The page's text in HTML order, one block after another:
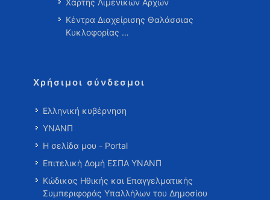
Χάρτης Λιμενικών Αρχών
Κέντρα Διαχείρισης Θαλάσσιας
Κυκλοφορίας …
Χρήσιμοι σύνδεσμοι
Ελληνική κυβέρνηση
ΥΝΑΝΠ
Η σελίδα μου - Portal
Επιτελική Δομή ΕΣΠΑ ΥΝΑΝΠ
Κώδικας Ηθικής και Επαγγελματικής
Συμπεριφοράς Υπαλλήλων του Δημοσίου